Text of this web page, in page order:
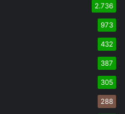
2.736
973
432
387
305
288